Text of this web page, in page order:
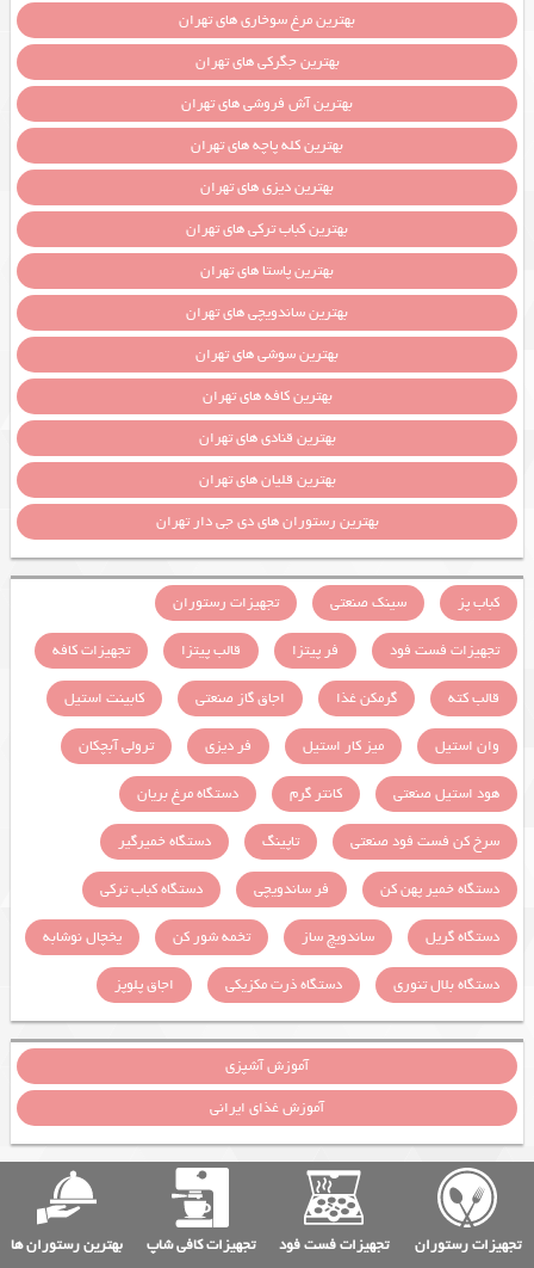
بهترین مرغ سوخاری های تهران
بهترین جگرکی های تهران
بهترین آش فروشی های تهران
بهترین کله پاچه های تهران
بهترین دیزی های تهران
بهترین کباب ترکی های تهران
بهترین پاستا های تهران
بهترین ساندویچی های تهران
بهترین سوشی های تهران
بهترین کافه های تهران
بهترین قنادی های تهران
بهترین قلیان های تهران
بهترین رستوران های دی جی دار تهران
کباب پز سینک صنعتی
تجهیزات رستوران
تجهیزات فست فود
فر پیتزا قالب پیتزا
تجهیزات کافه
قالب کته
گرمکن غذا اجاق گاز صنعتی
کابینت استیل
وان استیل
میز کار استیل فر دیزی
ترولی آبچکان
هود استیل صنعتی
کانتر گرم
دستگاه مرغ بریان
سرخ کن فست فود صنعتی
تاپینگ
دستگاه خمیرگیر
دستگاه خمیر پهن کن
فر ساندویچی
دستگاه کباب ترکی
دستگاه گریل
ساندویچ ساز تخمه شور کن
یخچال نوشابه
دستگاه بلال تنوری
دستگاه ذرت مکزیکی اجاق پلوپز
آموزش آشپزی
آموزش غذای ایرانی
تجهیزات رستوران تجهیزات فست فود تجهیزات کافی شاپ بهترین رستوران ها